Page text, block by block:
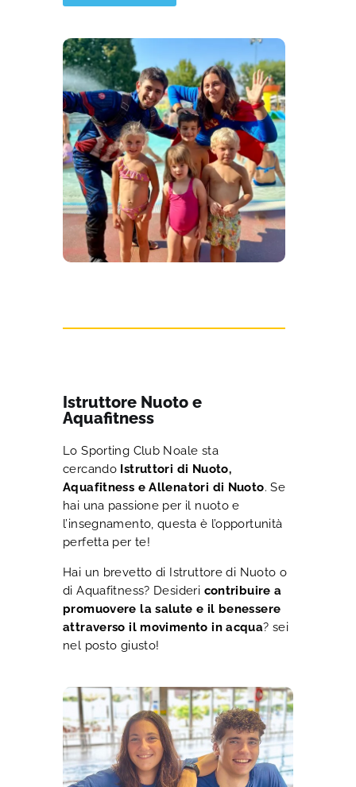
Istruttore Nuoto e
Aquafitness
Lo Sporting Club Noale sta
cercando Istruttori di Nuoto,
Aquafitness e Allenatori di Nuoto. Se
hai una passione per il nuoto e
l’insegnamento, questa è l’opportunità
perfetta per te!
Hai un brevetto di Istruttore di Nuoto o
di Aquafitness? Desideri contribuire a
promuovere la salute e il benessere
attraverso il movimento in acqua? sei
nel posto giusto!